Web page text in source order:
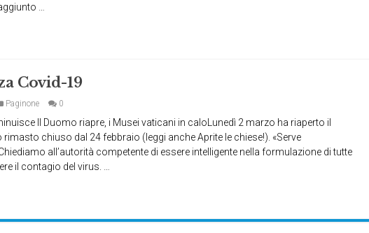
…
Covid-19
Paginone 0
Il Duomo riapre, i Musei vaticani in caloLunedì 2 marzo ha riaperto il
chiuso dal 24 febbraio (leggi anche Aprite le chiese!). «Serve
all’autorità competente di essere intelligente nella formulazione di tutte
il contagio del virus. …